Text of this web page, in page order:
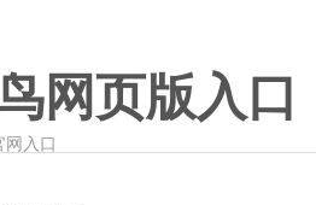
网页版入口
入口